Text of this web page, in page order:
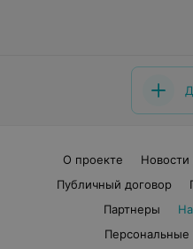
О проекте Новости
Публичный договор
Партнеры
Персональные